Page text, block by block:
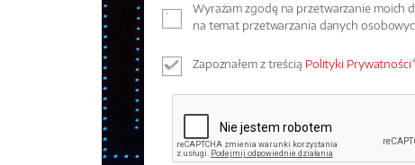
Wyrażam zgodę na przetwarzanie moich
na temat przetwarzania danych
Zapoznałem z treścią Polityki Prywatności